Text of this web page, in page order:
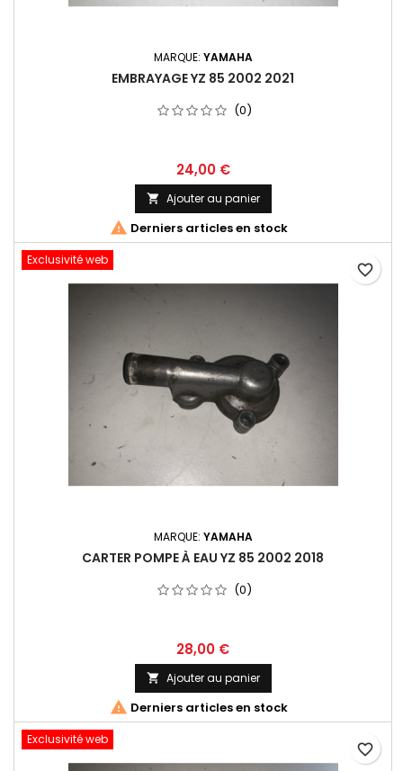
MARQUE: YAMAHA
EMBRAYAGE YZ 85 2002 2021
(0)
24,00 €
 Ajouter au panier
 Derniers articles en stock
Exclusivité web
MARQUE: YAMAHA
CARTER POMPE À EAU YZ 85 2002 2018
(0)
28,00 €
 Ajouter au panier
 Derniers articles en stock
favorite_border
Exclusivité web
favorite_border